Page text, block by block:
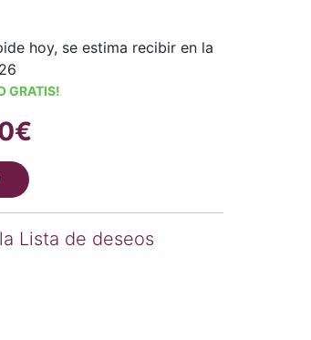
hoy, se estima recibir en la
GRATIS!
Lista de deseos